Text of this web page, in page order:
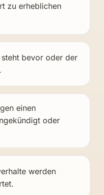
zu erheblichen
bevor oder der
einen
oder
werden